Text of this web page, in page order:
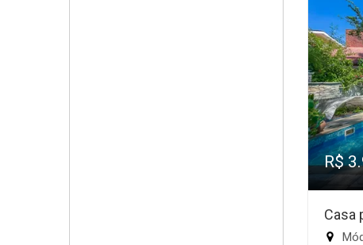
R$
Casa